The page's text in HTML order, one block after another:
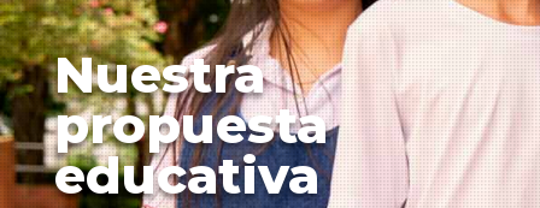
Nuestra
propuesta
educativa